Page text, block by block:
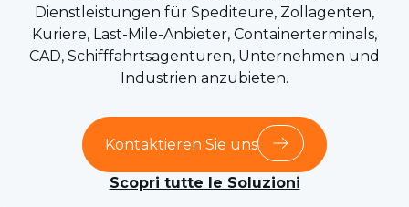
Dienstleistungen für Spediteure, Zollagenten,
Kuriere, Last-Mile-Anbieter, Containerterminals,
CAD, Schifffahrtsagenturen, Unternehmen und
Industrien anzubieten.
Kontaktieren Sie uns
Scopri tutte le Soluzioni